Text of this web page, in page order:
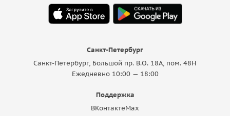
Санкт-Петербург
Санкт-Петербург, Большой пр. В.О. 18A, пом. 48Н
Ежедневно 10:00 — 18:00
Поддержка
ВКонтактеMax